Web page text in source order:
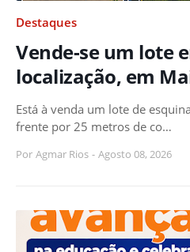
Destaques
Vende-se um lote
localização, em
Está à venda um lote de
frente por 25 metros de co…
Por Agmar Rios - Agosto 08, 2026